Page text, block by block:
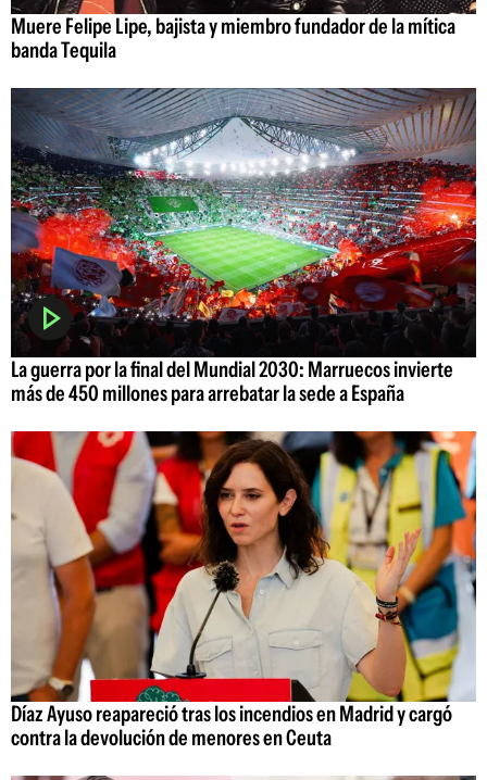
Muere Felipe Lipe, bajista y miembro fundador de la mítica
banda Tequila
La guerra por la final del Mundial 2030: Marruecos invierte
más de 450 millones para arrebatar la sede a España
Díaz Ayuso reapareció tras los incendios en Madrid y cargó
contra la devolución de menores en Ceuta